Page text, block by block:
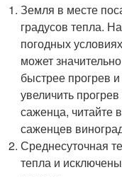
Земля в месте
градусов тепла.
погодных
может
быстрее прогрев
увеличить
саженца, читайте
саженцев
Среднесуточная
тепла и